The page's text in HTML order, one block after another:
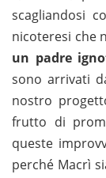
scagliandosi
nicoteresi che
un padre
sono arrivati
nostro
frutto di
queste
perché Macrì